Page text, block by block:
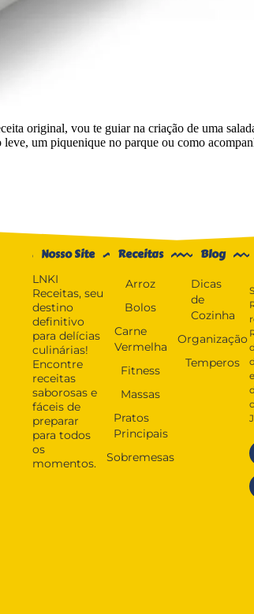
original, vou te guiar na criação de uma
um piquenique no parque ou como
Nosso Site
LNKI
Receitas, seu
destino
definitivo
para delícias
culinárias!
Encontre
receitas
saborosas e
fáceis de
preparar
para todos
os
momentos.
Receitas
Arroz
Bolos
Carne
Vermelha
Fitness
Massas
Pratos
Principais
Sobremesas
Blog
Dicas
de
Cozinha
Organização
Temperos